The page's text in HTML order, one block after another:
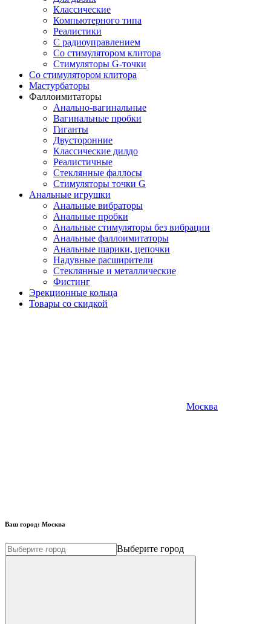
Классические
Компьютерного типа
Реалистики
С радиоуправлением
Со стимулятором клитора
Стимуляторы G-точки
Со стимулятором клитора
Мастурбаторы
Фаллоимитаторы
Анально-вагинальные
Вагинальные пробки
Гиганты
Двусторонние
Классические дилдо
Реалистичные
Стеклянные фаллосы
Стимуляторы точки G
Анальные игрушки
Анальные вибраторы
Анальные пробки
Анальные стимуляторы без вибрации
Анальные фаллоимитаторы
Анальные шарики, цепочки
Надувные расширители
Стеклянные и металлические
Фистинг
Эрекционные кольца
Товары со скидкой
Москва
Ваш город: Москва
Выберите город